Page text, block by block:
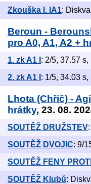
Zkouška I. IA1:
Beroun -
pro A0, A1, A2 +
1. zk A1 I : 2/5, 37.57 s,
2. zk A1 I : 1/5, 34.03 s,
Lhota (Chříč) -
hrátky, 23. 08.
SOUTĚŽ DRUŽSTEV
SOUTĚŽ DVOJIC: 9/
SOUTĚŽ FENY
SOUTĚŽ Klubů: